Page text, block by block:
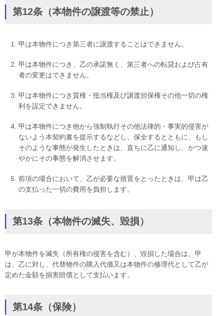
第12条（本物件の譲渡等の禁止）
甲は本物件につき第三者に譲渡することはできません。
甲は本物件につき、乙の承諾無く、第三者への転貸および占有
者の変更はできません。
甲は本物件につき質権・抵当権及び譲渡担保権その他一切の権
利を設定できません。
甲は本物件につき他から強制執行その他法律的・事実的侵害が
ないよう本契約書を提示するなどし、保全するとともに、もし
そのような事態が発生したときは、直ちに乙に通知し、かつ速
やかにその事態を解消させます。
前項の場合において、乙が必要な措置をとったときは、甲は乙
の支払った一切の費用を負担します。
第13条（本物件の滅失、毀損）
甲が本物件を滅失（所有権の侵害を含む）、毀損した場合は、甲
は、乙に対し、代替物件の購入代価又は本物件の修理代として乙が
定めた金額を損害賠償として支払います。
第14条（保険）